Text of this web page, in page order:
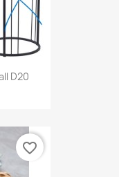
D20
favorite_border